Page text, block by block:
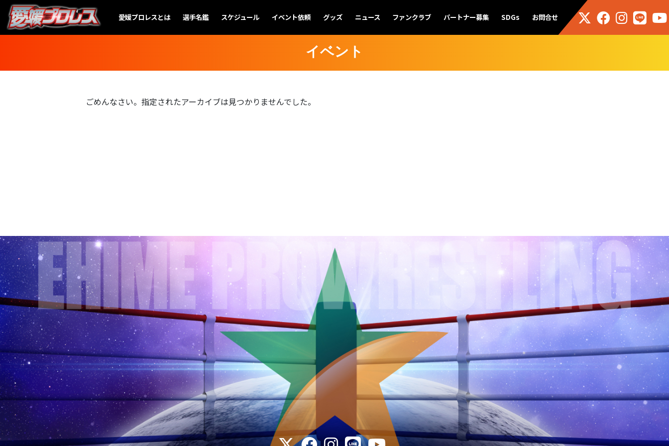
愛媛プロレスとは 選手名鑑 スケジュール イベント依頼 グッズ ニュース ファンクラブ パートナー募集 SDGs お問合せ
イベント
ごめんなさい。指定されたアーカイブは見つかりませんでした。